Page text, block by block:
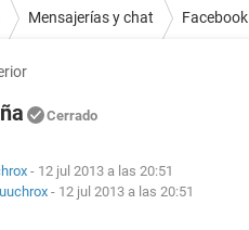
Mensajerías y chat Facebook
Cerrado
- 12 jul 2013 a las 20:51
- 12 jul 2013 a las 20:51